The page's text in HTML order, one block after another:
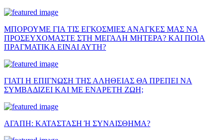
ΜΠΟΡΟΥΜΕ ΓΙΑ ΤΙΣ ΕΓΚΟΣΜΙΕΣ ΑΝΑΓΚΕΣ ΜΑΣ ΝΑ
ΠΡΟΣΕΥΧΟΜΑΣΤΕ ΣΤΗ ΜΕΓΑΛΗ ΜΗΤΕΡΑ? ΚΑΙ ΠΟΙΑ
ΠΡΑΓΜΑΤΙΚΑ ΕΙΝΑΙ ΑΥΤΗ?
ΓΙΑΤΙ Η ΕΠΙΓΝΩΣΗ ΤΗΣ ΑΛΗΘΕΙΑΣ ΘΑ ΠΡΕΠΕΙ ΝΑ
ΣΥΜΒΑΔΙΖΕΙ ΚΑΙ ΜΕ ΕΝΑΡΕΤΗ ΖΩΗ;
ΑΓΑΠΗ: ΚΑΤΑΣΤΑΣΗ Ή ΣΥΝΑΙΣΘΗΜΑ?